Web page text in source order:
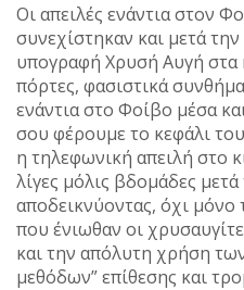
Οι απειλές ενάντια στον
συνεχίστηκαν και μετά
υπογραφή Χρυσή Αυγή στα
πόρτες, φασιστικά
ενάντια στο Φοίβο μέσα
σου φέρουμε το κεφάλι
η τηλεφωνική απειλή στο
λίγες μόλις βδομάδες
αποδεικνύοντας, όχι μόνο
που ένιωθαν οι
και την απόλυτη χρήση
μεθόδων” επίθεσης και